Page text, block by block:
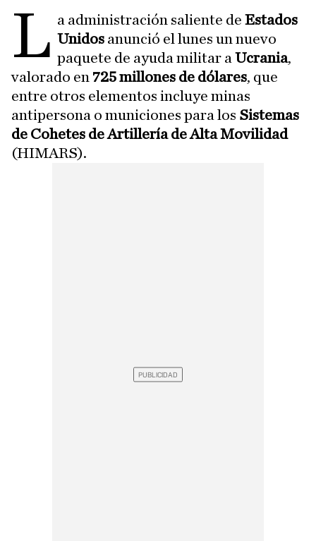
L a administración saliente deEstados
Unidos anunció el lunes un nuevo
paquete de ayuda militar aUcrania,
valorado en 725 millones de dólares, que
entre otros elementos incluye minas
antipersona o municiones para los Sistemas
de Cohetes de Artillería de Alta Movilidad
(HIMARS).